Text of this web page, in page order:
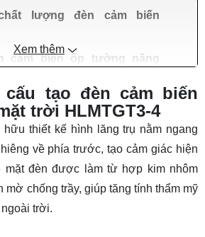
lượng đèn cảm biến
cảm biến ốp tường năng
đèn cảm biến ốp tường
Xem thêm
tạo đèn cảm biến
trời HLMTGT3-4
thiết kế hình lăng trụ nằm ngang
về phía trước, tạo cảm giác hiện
mặt đèn được làm từ hợp kim nhôm
mờ chống trầy, giúp tăng tính thẩm mỹ
trời.